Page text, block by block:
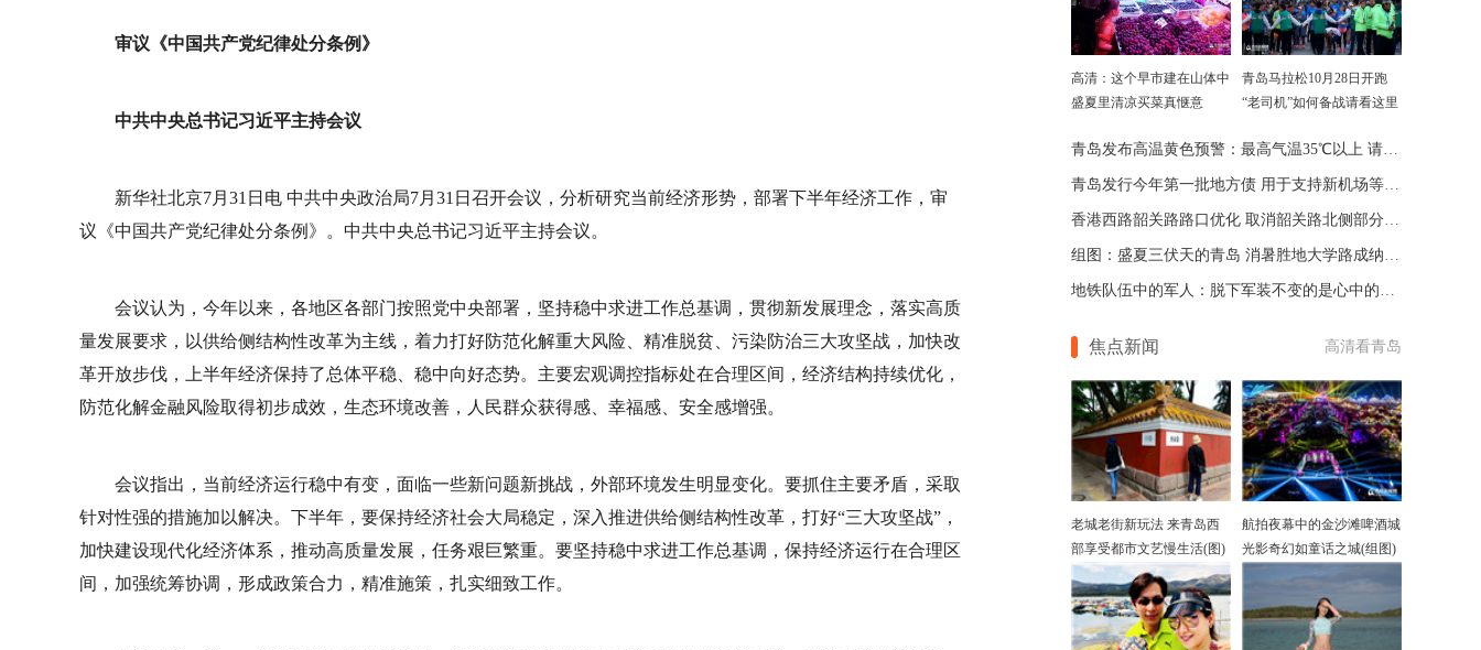
审议《中国共产党纪律处分条例》
中共中央总书记习近平主持会议
新华社北京7月31日电 中共中央政治局7月31日召开会议，分析研究当前经济形势，部署下半年经济工作，审
议《中国共产党纪律处分条例》。中共中央总书记习近平主持会议。
会议认为，今年以来，各地区各部门按照党中央部署，坚持稳中求进工作总基调，贯彻新发展理念，落实高质
量发展要求，以供给侧结构性改革为主线，着力打好防范化解重大风险、精准脱贫、污染防治三大攻坚战，加快改
革开放步伐，上半年经济保持了总体平稳、稳中向好态势。主要宏观调控指标处在合理区间，经济结构持续优化，
防范化解金融风险取得初步成效，生态环境改善，人民群众获得感、幸福感、安全感增强。
会议指出，当前经济运行稳中有变，面临一些新问题新挑战，外部环境发生明显变化。要抓住主要矛盾，采取
针对性强的措施加以解决。下半年，要保持经济社会大局稳定，深入推进供给侧结构性改革，打好“三大攻坚战”，
加快建设现代化经济体系，推动高质量发展，任务艰巨繁重。要坚持稳中求进工作总基调，保持经济运行在合理区
间，加强统筹协调，形成政策合力，精准施策，扎实细致工作。
高清：这个早市建在山体中
盛夏里清凉买菜真惬意
青岛马拉松10月28日开跑
“老司机”如何备战请看这里
青岛发布高温黄色预警：最高气温35℃以上 请注意防范
青岛发行今年第一批地方债 用于支持新机场等项目建设
香港西路韶关路路口优化 取消韶关路北侧部分停车泊位
组图：盛夏三伏天的青岛 消暑胜地大学路成纳凉好去处
地铁队伍中的军人：脱下军装不变的是心中的责任(图)
焦点新闻 高清看青岛
老城老街新玩法 来青岛西
部享受都市文艺慢生活(图)
航拍夜幕中的金沙滩啤酒城
光影奇幻如童话之城(组图)